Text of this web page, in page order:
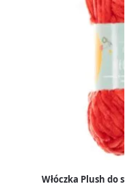
Włóczka Plush do